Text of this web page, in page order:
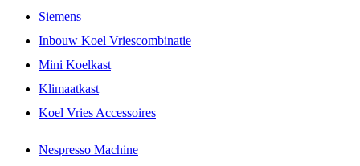
Siemens
Inbouw Koel Vriescombinatie
Mini Koelkast
Klimaatkast
Koel Vries Accessoires
Nespresso Machine